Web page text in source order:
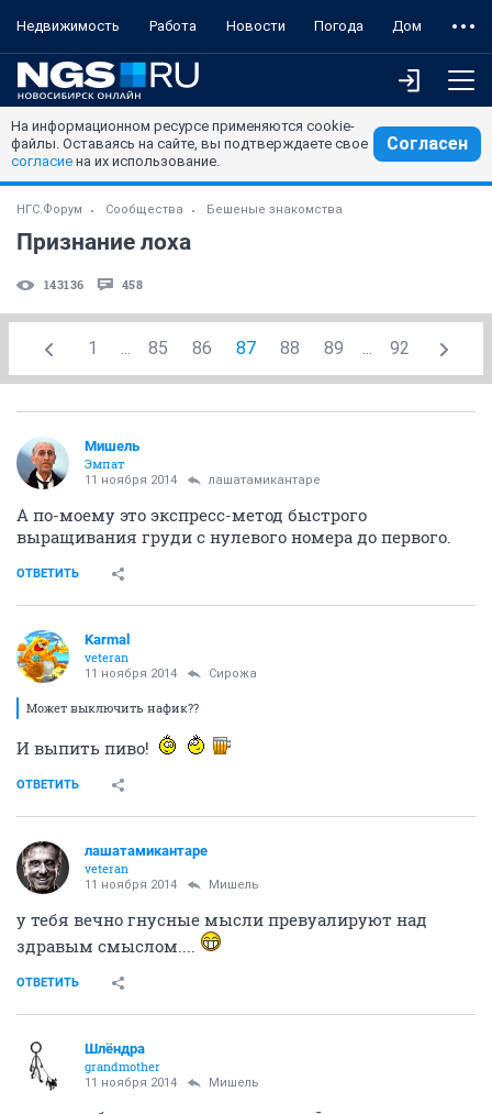
Недвижимость Работа Новости Погода Дом
На информационном ресурсе применяются cookie-
файлы. Оставаясь на сайте, вы подтверждаете свое
согласие на их использование.
Согласен
НГС.Форум Сообщества Бешеные знакомства
Признание лоха
143136 458
1 ... 85 86 87 88 89 ... 92
Мишель
Эмпат
11 ноября 2014 лашатамикантаре
А по-моему это экспресс-метод быстрого
выращивания груди с нулевого номера до первого.
ОТВЕТИТЬ
Karmal
veteran
11 ноября 2014 Сирожа
Может выключить нафик??
И выпить пиво!
ОТВЕТИТЬ
лашатамикантаре
veteran
11 ноября 2014 Мишель
у тебя вечно гнусные мысли превуалируют над
здравым смыслом....
ОТВЕТИТЬ
Шлёндра
grandmother
11 ноября 2014 Мишель